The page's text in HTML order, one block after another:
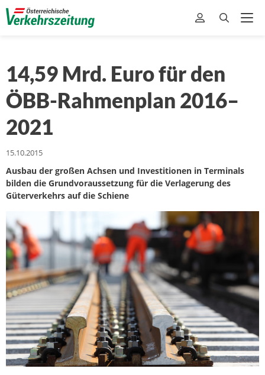
14,59 Mrd. Euro für den
ÖBB-Rahmenplan 2016–
2021
15.10.2015
Ausbau der großen Achsen und Investitionen in Terminals
bilden die Grundvoraussetzung für die Verlagerung des
Güterverkehrs auf die Schiene